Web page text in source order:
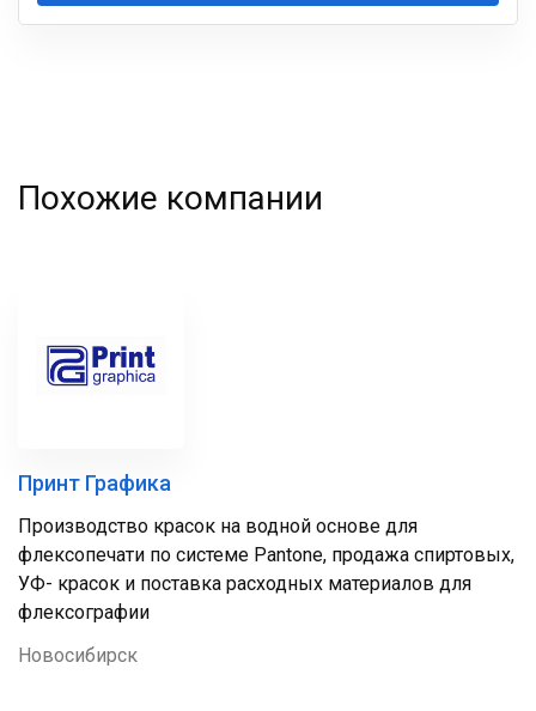
Ваша
Похожие компании
Принт Графика
Производство красок на водной основе для
флексопечати по системе Pantone, продажа спиртовых,
УФ- красок и поставка расходных материалов для
флексографии
Новосибирск